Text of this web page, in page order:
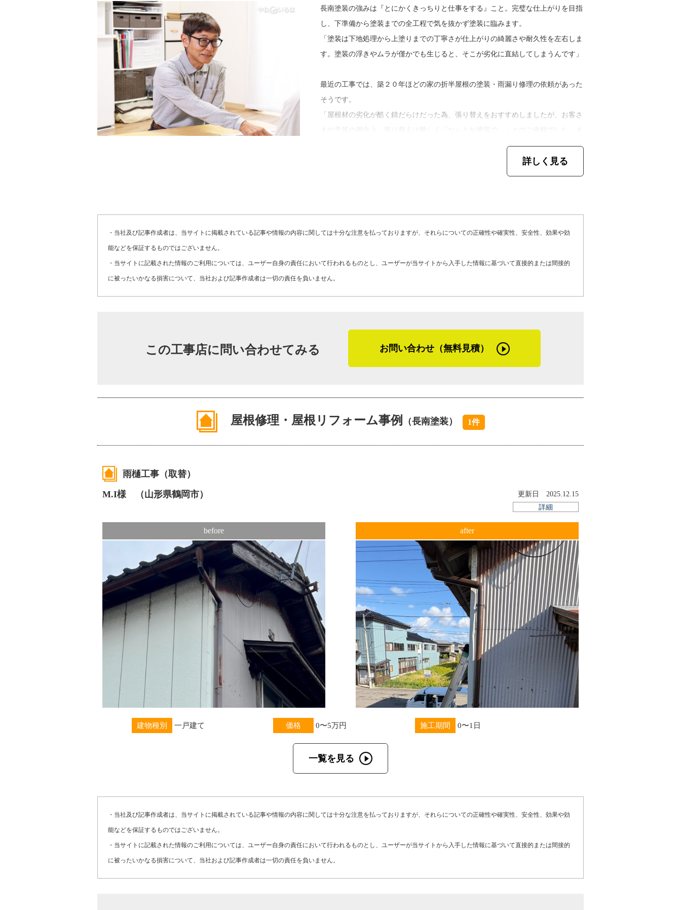
工事店番号 Y06-AZI
くことで、困ったときには何でも気軽に相談していただける地域密着型の塗装工事
店になりたいと話されていました。
長南塗装の強みは『とにかくきっちりと仕事をする』こと。完璧な仕上がりを目指
し、下準備から塗装までの全工程で気を抜かず塗装に臨みます。
「塗装は下地処理から上塗りまでの丁寧さが仕上がりの綺麗さや耐久性を左右しま
す。塗装の浮きやムラが僅かでも生じると、そこが劣化に直結してしまうんです」
最近の工事では、築２０年ほどの家の折半屋根の塗装・雨漏り修理の依頼があった
そうです。
「屋根材の劣化が酷く錆だらけだった為、張り替えをおすすめしましたが、お客さ
ずは高圧洗浄を行い雨漏り部分を協力業者さんに補修してもらいました。その後に
錆を落とし、錆止め等の下塗りを丁寧に施してから、シリコン樹脂塗料（※１）で
また、山形県酒田市は雪害や凍害により、錆や雨漏りが起きやすい環境にあるそう
期的なメンテナンス」が大切ということでした。また施工時には、強風で塗料が飛
散しないよう配慮が必要とのこと。その部分はメッシュシートで覆い、対策してい
ます。
最後に「やねいろは」をご覧になっている、雨漏りや屋根塗装の劣化でお困りのお
を持って私が対応しますので、安心してお任せください。家に関するお悩みを、ぜ
詳しく見る
・当社及び記事作成者は、当サイトに掲載されている記事や情報の内容に関しては十分な注意を払っておりますが、それらについての正確性や確実性、安全性、効果や効
能などを保証するものではございません。
・当サイトに記載された情報のご利用については、ユーザー自身の責任において行われるものとし、ユーザーが当サイトから入手した情報に基づいて直接的または間接的
に被ったいかなる損害について、当社および記事作成者は一切の責任を負いません。
この工事店に問い合わせてみる お問い合わせ（無料見積）
屋根修理・屋根リフォーム事例 （長南塗装） 1件
雨樋工事（取替）
M.I様 （山形県鶴岡市）
更新日 2025.12.15
詳細
before after
建物種別 一戸建て 価格 0〜5万円 施工期間 0〜1日
一覧を見る
・当社及び記事作成者は、当サイトに掲載されている記事や情報の内容に関しては十分な注意を払っておりますが、それらについての正確性や確実性、安全性、効果や効
能などを保証するものではございません。
・当サイトに記載された情報のご利用については、ユーザー自身の責任において行われるものとし、ユーザーが当サイトから入手した情報に基づいて直接的または間接的
に被ったいかなる損害について、当社および記事作成者は一切の責任を負いません。